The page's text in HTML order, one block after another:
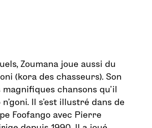
Zoumana joue aussi du
(kora des chasseurs). Son
chansons qu’il
Il s’est illustré dans de
Foofango avec Pierre